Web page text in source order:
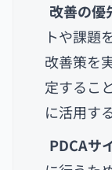
改善の優
トや課題
改善策を
定するこ
に活用す
PDCAサ